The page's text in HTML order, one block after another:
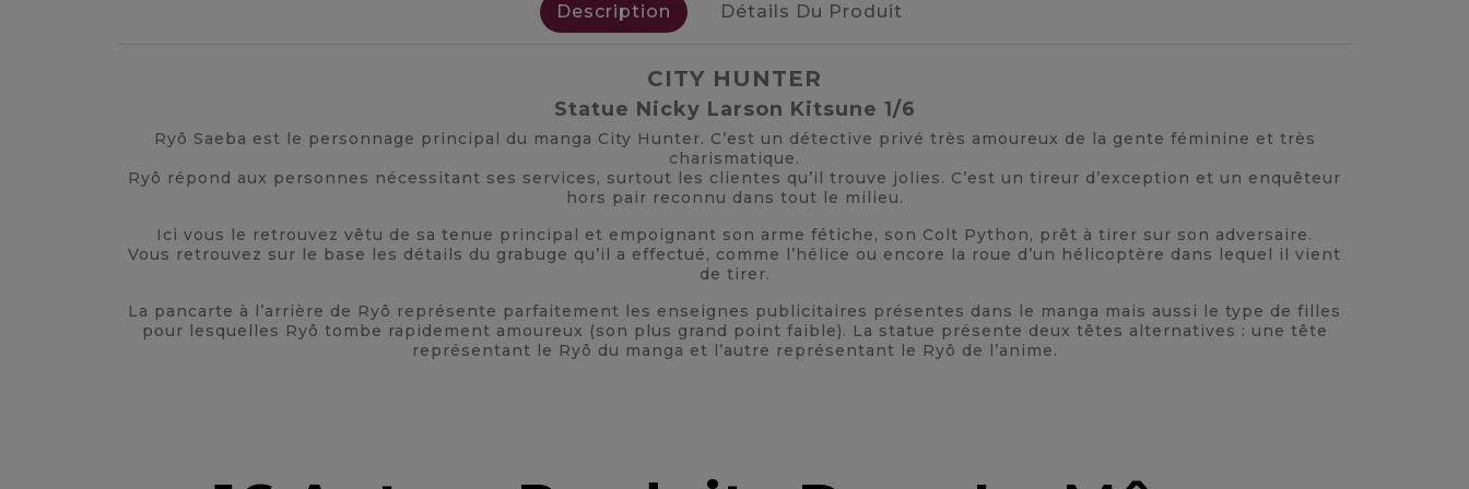
Description Détails Du Produit
CITY HUNTER
Statue Nicky Larson Kitsune 1/6
Ryô Saeba est le personnage principal du manga City Hunter. C’est un détective privé très amoureux de la gente féminine et très
charismatique.
Ryô répond aux personnes nécessitant ses services, surtout les clientes qu’il trouve jolies. C’est un tireur d’exception et un enquêteur
hors pair reconnu dans tout le milieu.
Ici vous le retrouvez vêtu de sa tenue principal et empoignant son arme fétiche, son Colt Python, prêt à tirer sur son adversaire.
Vous retrouvez sur le base les détails du grabuge qu’il a effectué, comme l’hélice ou encore la roue d’un hélicoptère dans lequel il vient
de tirer.
La pancarte à l’arrière de Ryô représente parfaitement les enseignes publicitaires présentes dans le manga mais aussi le type de filles
pour lesquelles Ryô tombe rapidement amoureux (son plus grand point faible). La statue présente deux têtes alternatives : une tête
représentant le Ryô du manga et l’autre représentant le Ryô de l’anime.